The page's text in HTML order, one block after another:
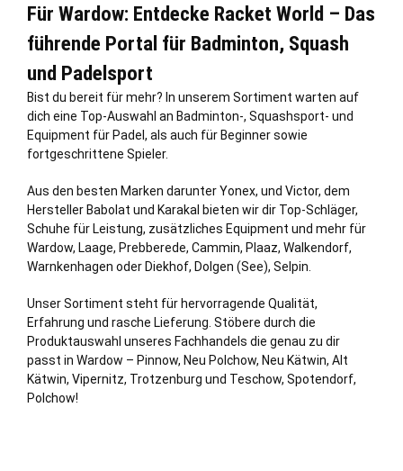
Für Wardow: Entdecke Racket World – Das
führende Portal für Badminton, Squash
und Padelsport
Bist du bereit für mehr? In unserem Sortiment warten auf
dich eine Top-Auswahl an Badminton-, Squashsport- und
Equipment für Padel, als auch für Beginner sowie
fortgeschrittene Spieler.
Aus den besten Marken darunter Yonex, und Victor, dem
Hersteller Babolat und Karakal bieten wir dir Top-Schläger,
Schuhe für Leistung, zusätzliches Equipment und mehr für
Wardow, Laage, Prebberede, Cammin, Plaaz, Walkendorf,
Warnkenhagen oder Diekhof, Dolgen (See), Selpin
Unser Sortiment steht für hervorragende Qualität,
Erfahrung und rasche Lieferung. Stöbere durch die
Produktauswahl unseres Fachhandels die genau zu dir
passt in Wardow – Pinnow, Neu Polchow, Neu Kätwin, Alt
Kätwin, Vipernitz, Trotzenburg und Teschow, Spotendorf,
Polchow!